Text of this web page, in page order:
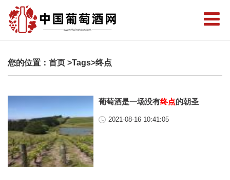
您的位置： 首页 >Tags>终点
葡萄酒是一场没有终点的朝圣
2021-08-16 10:41:05